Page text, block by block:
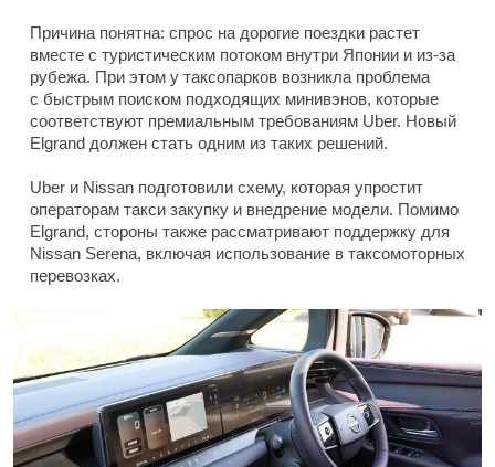
Причина понятна: спрос на дорогие поездки растет
вместе с туристическим потоком внутри Японии и из-за
рубежа. При этом у таксопарков возникла проблема
с быстрым поиском подходящих минивэнов, которые
соответствуют премиальным требованиям Uber. Новый
Elgrand должен стать одним из таких решений.
Uber и Nissan подготовили схему, которая упростит
операторам такси закупку и внедрение модели. Помимо
Elgrand, стороны также рассматривают поддержку для
Nissan Serena, включая использование в таксомоторных
перевозках.